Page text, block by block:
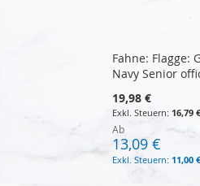
Fahne: Flagge:
Navy Senior
19,98 €
16,79 €
Ab
13,09 €
11,00 €